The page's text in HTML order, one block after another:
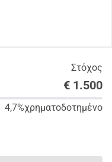
Στόχος
€ 1.500
4,7%χρηματοδοτημένο